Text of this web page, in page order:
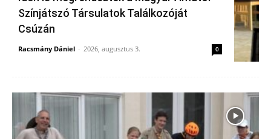
Színjátszó Társulatok Találkozóját
Csúzán
Racsmány Dániel - 2026, augusztus 3. 0